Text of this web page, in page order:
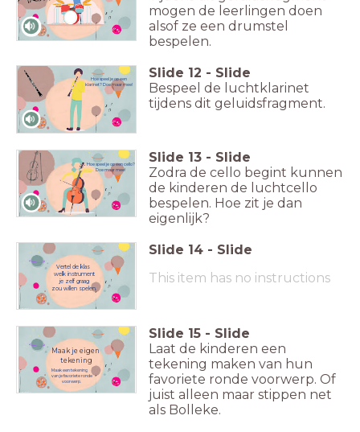
mogen de leerlingen doen
alsof ze een drumstel
bespelen.
Hoe speel je op een
klarinet? Doe maar mee!
Slide 12 - Slide
Bespeel de luchtklarinet
tijdens dit geluidsfragment.
Hoe speel je op een cello?
Doe maar mee!
Slide 13 - Slide
Zodra de cello begint kunnen
de kinderen de luchtcello
bespelen. Hoe zit je dan
eigenlijk?
Vertel de klas
welk instrument
je zelf graag
zou willen spelen.
Slide 14 - Slide
This item has no instructions
Maak je eigen
tekening
Maak een tekening
van je favoriete ronde
voorwerp.
Slide 15 - Slide
Laat de kinderen een
tekening maken van hun
favoriete ronde voorwerp. Of
juist alleen maar stippen net
als Bolleke.